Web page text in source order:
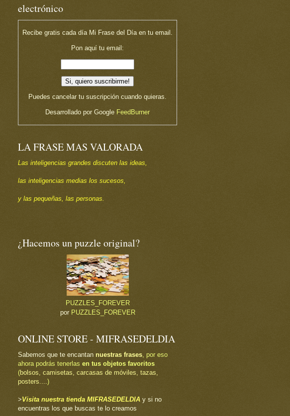
electrónico
Recibe gratis cada día Mi Frase del Día en tu email.
Pon aquí tu email:
Puedes cancelar tu suscripción cuando quieras.
Desarrollado por Google FeedBurner
LA FRASE MAS VALORADA
Las inteligencias grandes discuten las ideas,
las inteligencias medias los sucesos,
y las pequeñas, las personas.
¿Hacemos un puzzle original?
PUZZLES_FOREVER
por PUZZLES_FOREVER
ONLINE STORE - MIFRASEDELDIA
Sabemos que te encantan nuestras frases, por eso
ahora podrás tenerlas en tus objetos favoritos
(bolsos, camisetas, carcasas de móviles, tazas,
posters....)
>Visita nuestra tienda MIFRASEDELDIA y si no
encuentras los que buscas te lo creamos